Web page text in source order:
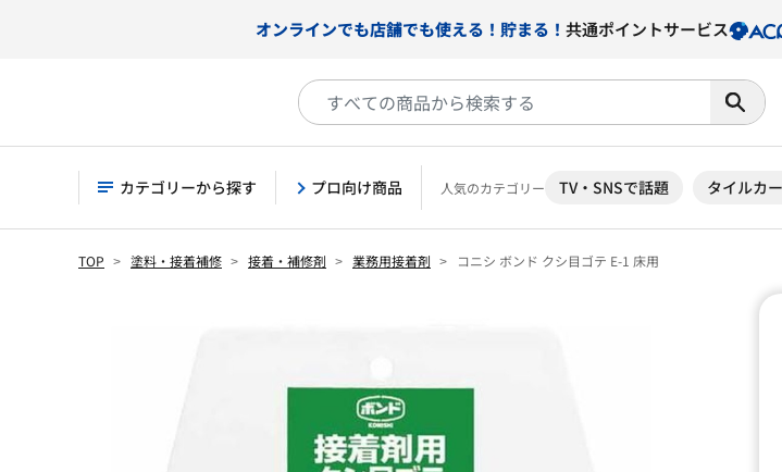
オンラインでも店舗でも使える！貯まる！ 共通ポイントサービス
カテゴリーから探す プロ向け商品 人気のカテゴリー TV・SNSで話題 タイルカ
TOP 塗料・接着補修 接着・補修剤 業務用接着剤 コニシ ボンド クシ目ゴテ E-1 床用